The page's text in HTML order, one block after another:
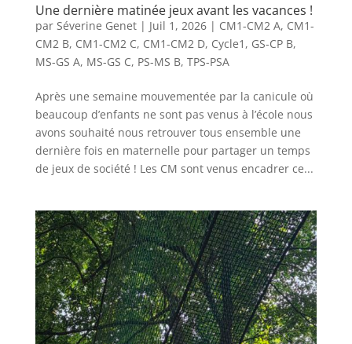
Une dernière matinée jeux avant les vacances !
par Séverine Genet| Juil 1, 2026| CM1-CM2 A, CM1-
CM2 B, CM1-CM2 C, CM1-CM2 D, Cycle1 , GS-CP B,
MS-GS A, MS-GS C, PS-MS B, TPS-PSA
Après une semaine mouvementée par la canicule où
beaucoup d’enfants ne sont pas venus à l’école nous
avons souhaité nous retrouver tous ensemble une
dernière fois en maternelle pour partager un temps
de jeux de société ! Les CM sont venus encadrer ce...